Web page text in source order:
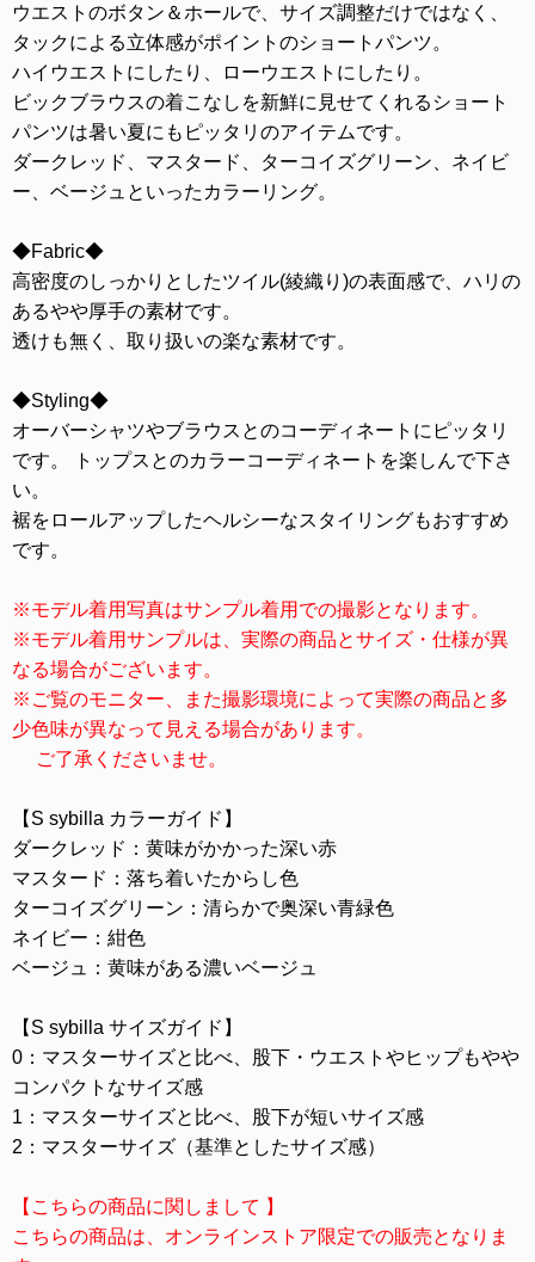
ウエストのボタン＆ホールで、サイズ調整だけではなく、
タックによる立体感がポイントのショートパンツ。
ハイウエストにしたり、ローウエストにしたり。
ビックブラウスの着こなしを新鮮に見せてくれるショート
パンツは暑い夏にもピッタリのアイテムです。
ダークレッド、マスタード、ターコイズグリーン、ネイビ
ー、ベージュといったカラーリング。
◆Fabric◆
高密度のしっかりとしたツイル(綾織り)の表面感で、ハリの
あるやや厚手の素材です。
透けも無く、取り扱いの楽な素材です。
◆Styling◆
オーバーシャツやブラウスとのコーディネートにピッタリ
です。 トップスとのカラーコーディネートを楽しんで下さ
い。
裾をロールアップしたヘルシーなスタイリングもおすすめ
です。
※モデル着用写真はサンプル着用での撮影となります。
※モデル着用サンプルは、実際の商品とサイズ・仕様が異
なる場合がございます。
※ご覧のモニター、また撮影環境によって実際の商品と多
少色味が異なって見える場合があります。
ご了承くださいませ。
【S sybilla カラーガイド】
ダークレッド：黄味がかかった深い赤
マスタード：落ち着いたからし色
ターコイズグリーン：清らかで奥深い青緑色
ネイビー：紺色
ベージュ：黄味がある濃いベージュ
【S sybilla サイズガイド】
0：マスターサイズと比べ、股下・ウエストやヒップもやや
コンパクトなサイズ感
1：マスターサイズと比べ、股下が短いサイズ感
2：マスターサイズ（基準としたサイズ感）
【こちらの商品に関しまして 】
こちらの商品は、オンラインストア限定での販売となりま